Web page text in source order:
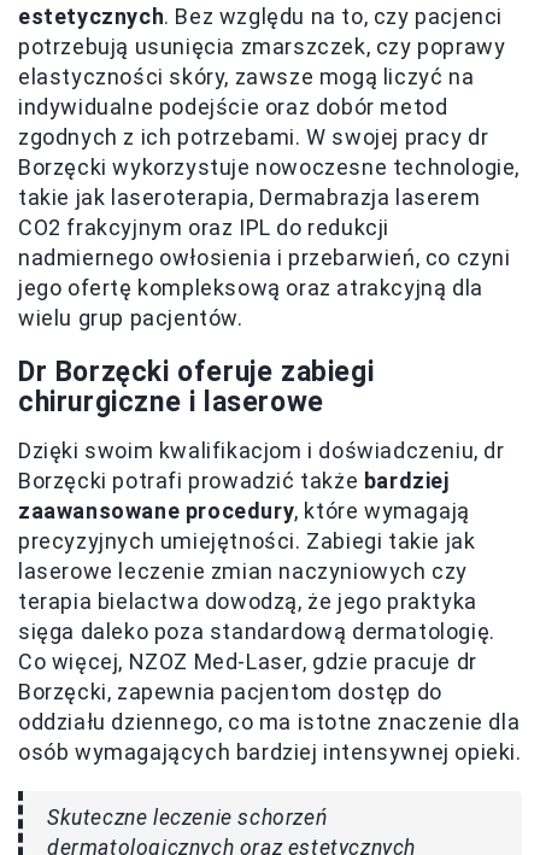
estetycznych. Bez względu na to, czy pacjenci
potrzebują usunięcia zmarszczek, czy poprawy
elastyczności skóry, zawsze mogą liczyć na
indywidualne podejście oraz dobór metod
zgodnych z ich potrzebami. W swojej pracy dr
Borzęcki wykorzystuje nowoczesne technologie,
takie jak laseroterapia, Dermabrazja laserem
CO2 frakcyjnym oraz IPL do redukcji
nadmiernego owłosienia i przebarwień, co czyni
jego ofertę kompleksową oraz atrakcyjną dla
wielu grup pacjentów.
Dr Borzęcki oferuje zabiegi
chirurgiczne i laserowe
Dzięki swoim kwalifikacjom i doświadczeniu, dr
Borzęcki potrafi prowadzić także bardziej
zaawansowane procedury, które wymagają
precyzyjnych umiejętności. Zabiegi takie jak
laserowe leczenie zmian naczyniowych czy
terapia bielactwa dowodzą, że jego praktyka
sięga daleko poza standardową dermatologię.
Co więcej, NZOZ Med-Laser, gdzie pracuje dr
Borzęcki, zapewnia pacjentom dostęp do
oddziału dziennego, co ma istotne znaczenie dla
osób wymagających bardziej intensywnej opieki.
Skuteczne leczenie schorzeń
dermatologicznych oraz estetycznych